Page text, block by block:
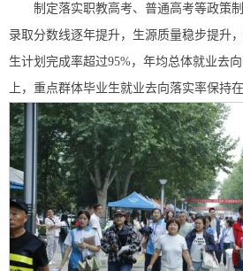
制定落实职教高考、普通高考等政策
录取分数线逐年提升，生源质量稳步提升
生计划完成率超过95%，年均总体就业去
上，重点群体毕业生就业去向落实率保持在